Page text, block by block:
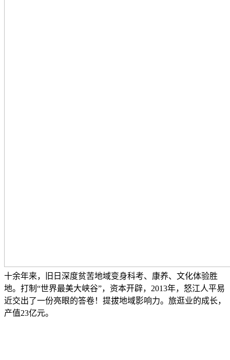
十余年来，旧日深度贫苦地域变身科考、康养、文化体验胜
地。打制“世界最美大峡谷”，资本开辟，2013年，怒江人平易
近交出了一份亮眼的答卷！提拔地域影响力。旅逛业的成长，
产值23亿元。